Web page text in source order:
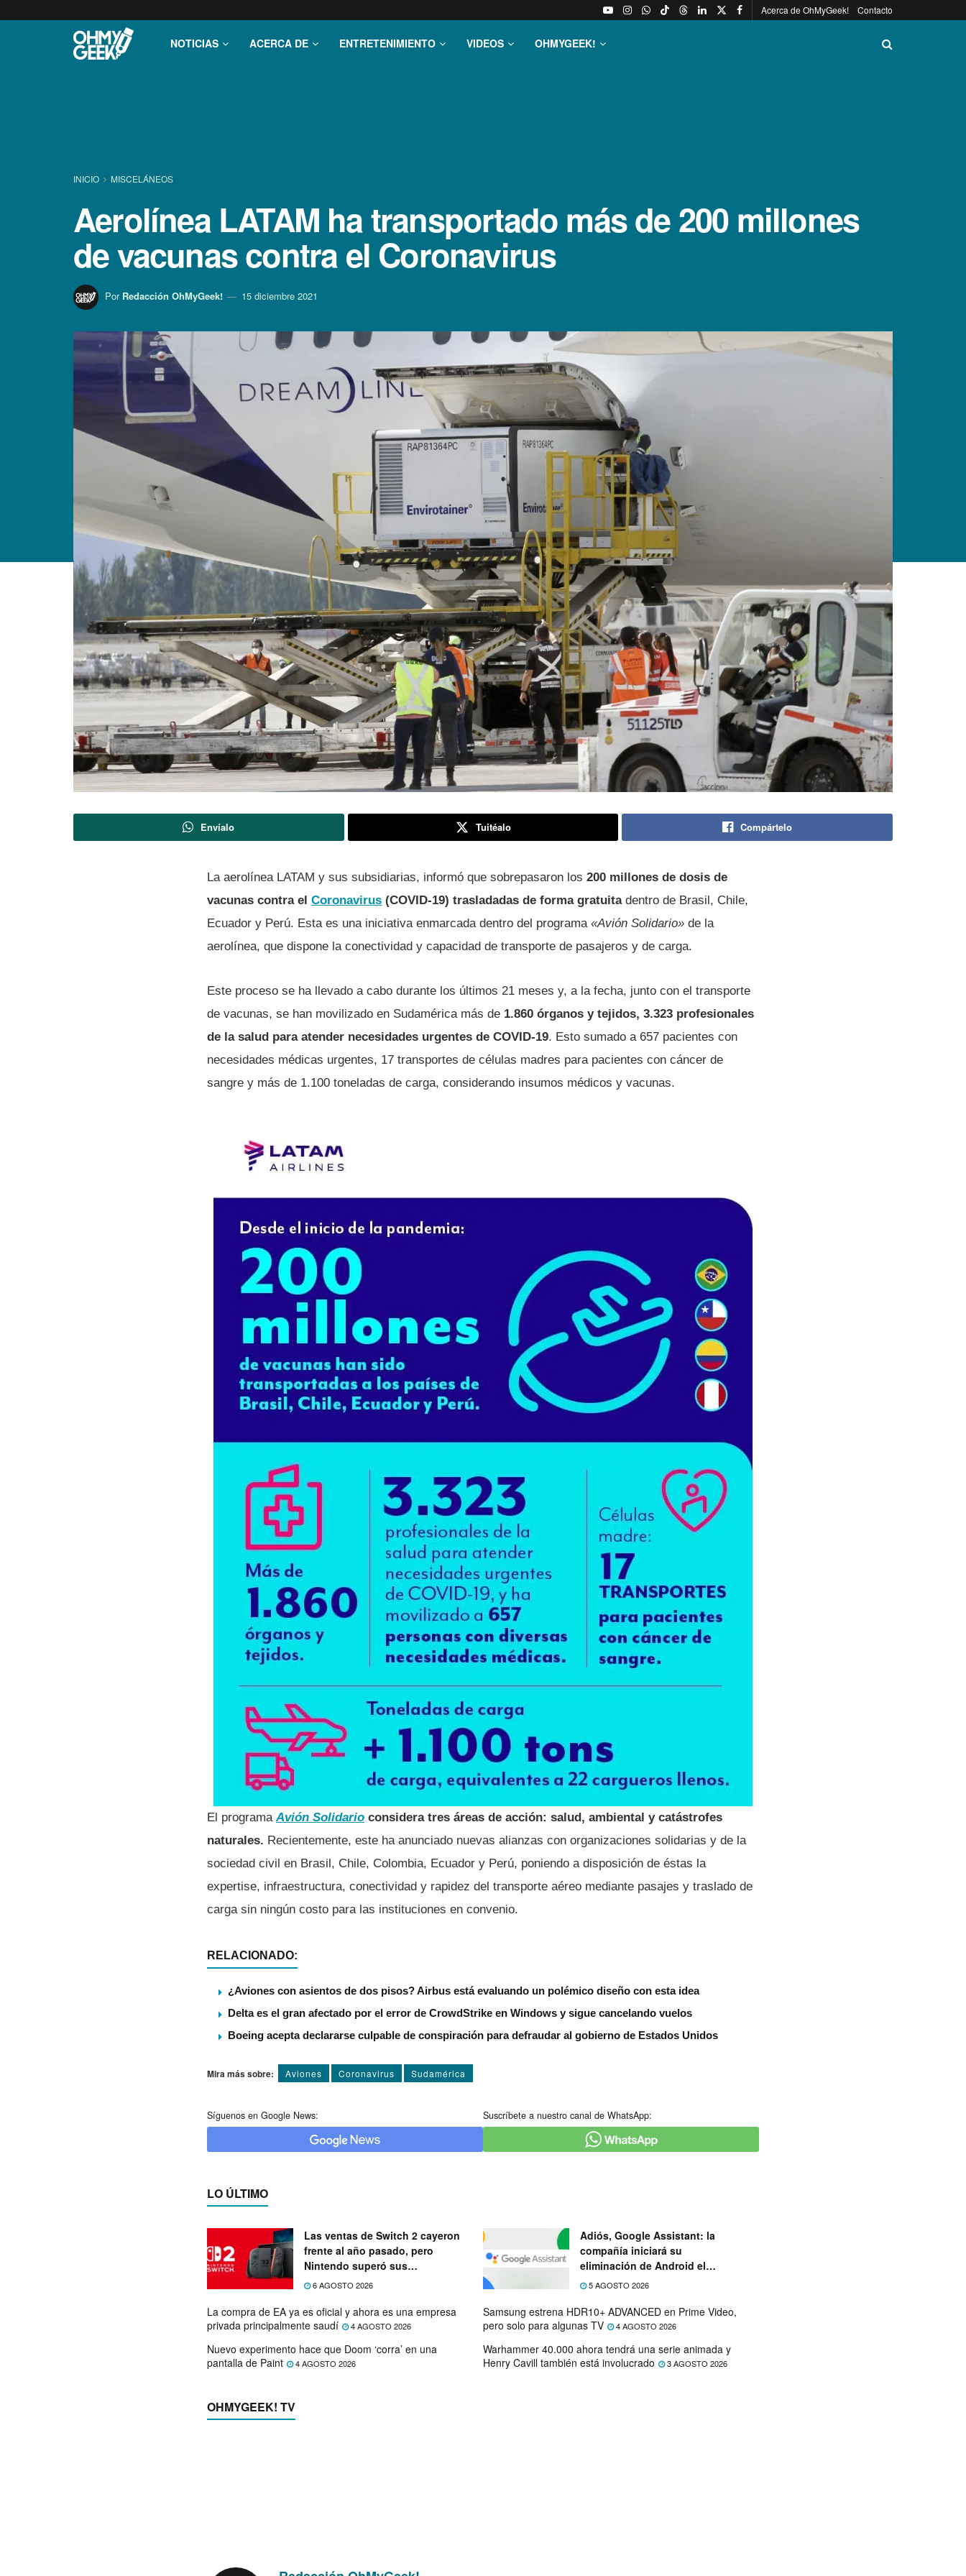
Acerca de OhMyGeek! Contacto
NOTICIAS ACERCA DE ENTRETENIMIENTO VIDEOS OHMYGEEK!
INICIO MISCELÁNEOS
Aerolínea LATAM ha transportado más de 200 millones
de vacunas contra el Coronavirus
Por Redacción OhMyGeek! 15 diciembre 2021
Envíalo Tuitéalo Compártelo
La aerolínea LATAM y sus subsidiarias, informó que sobrepasaron los 200 millones de dosis de
vacunas contra el Coronavirus (COVID-19) trasladadas de forma gratuitadentro de Brasil, Chile,
Ecuador y Perú. Esta es una iniciativa enmarcada dentro del programa «Avión Solidario» de la
aerolínea, que dispone la conectividad y capacidad de transporte de pasajeros y de carga.
Este proceso se ha llevado a cabo durante los últimos 21 meses y, a la fecha, junto con el transporte
de vacunas, se han movilizado en Sudamérica más de 1.860 órganos y tejidos, 3.323 profesionales
de la salud para atender necesidades urgentes de COVID-19. Esto sumado a 657 pacientes con
necesidades médicas urgentes, 17 transportes de células madres para pacientes con cáncer de
sangre y más de 1.100 toneladas de carga, considerando insumos médicos y vacunas.
El programa Avión Solidario considera tres áreas de acción: salud, ambiental y catástrofes
naturales. Recientemente, este ha anunciado nuevas alianzas con organizaciones solidarias y de la
sociedad civil en Brasil, Chile, Colombia, Ecuador y Perú, poniendo a disposición de éstas la
expertise, infraestructura, conectividad y rapidez del transporte aéreo mediante pasajes y traslado de
carga sin ningún costo para las instituciones en convenio.
RELACIONADO:
¿Aviones con asientos de dos pisos? Airbus está evaluando un polémico diseño con esta idea
Delta es el gran afectado por el error de CrowdStrike en Windows y sigue cancelando vuelos
Boeing acepta declararse culpable de conspiración para defraudar al gobierno de Estados Unidos
Mira más sobre: Aviones Coronavirus Sudamérica
Síguenos en Google News: Suscríbete a nuestro canal de WhatsApp:
LO ÚLTIMO
Las ventas de Switch 2 cayeron
frente al año pasado, pero
Nintendo superó sus
expectativas
6 AGOSTO 2026
Adiós, Google Assistant: la
compañía iniciará su
eliminación de Android el
próximo mes
5 AGOSTO 2026
La compra de EA ya es oficial y ahora es una empresa
privada principalmente saudí
4 AGOSTO 2026
Samsung estrena HDR10+ ADVANCED en Prime Video,
pero solo para algunas TV
4 AGOSTO 2026
Nuevo experimento hace que Doom ‘corra’ en una
pantalla de Paint
4 AGOSTO 2026
Warhammer 40.000 ahora tendrá una serie animada y
Henry Cavill también está involucrado
3 AGOSTO 2026
OHMYGEEK! TV